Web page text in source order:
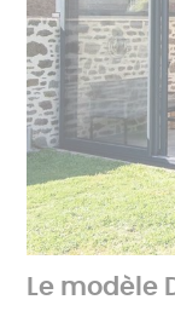
Le modèle